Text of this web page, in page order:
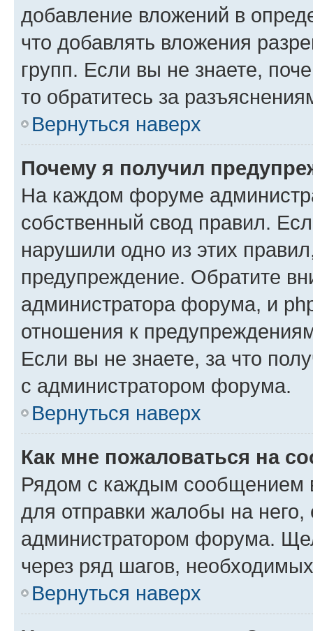
добавление вложений в
что добавлять вложения
групп. Если вы не знаете,
то обратитесь за
Вернуться наверх
Почему я получил
На каждом форуме
собственный свод правил.
нарушили одно из этих
предупреждение. Обратите
администратора форума, и
отношения к
Если вы не знаете, за что
с администратором форума.
Вернуться наверх
Как мне пожаловаться на
Рядом с каждым сообщением
для отправки жалобы на
администратором форума.
через ряд шагов,
Вернуться наверх